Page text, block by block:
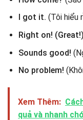
I got it. (Tôi hiểu
Right on! (Great!)
Sounds good!
No problem!
Xem Thêm:
quả và nhanh